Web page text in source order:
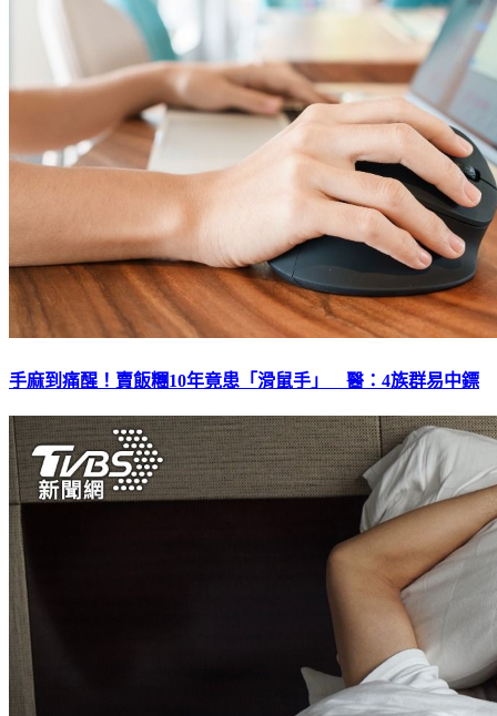
手麻到痛醒！賣飯糰10年竟患「滑鼠手」 醫：4族群易中鏢